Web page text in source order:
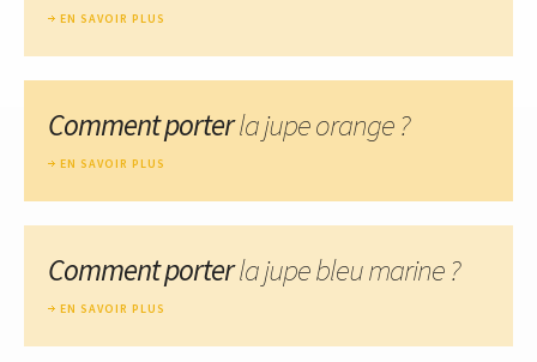
EN SAVOIR PLUS
Comment porterla jupe orange ?
EN SAVOIR PLUS
Comment porterla jupe bleu marine ?
EN SAVOIR PLUS